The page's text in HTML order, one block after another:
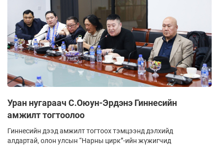
Уран нугараач С.Оюун-Эрдэнэ Гиннесийн
амжилт тогтоолоо
Гиннесийн дээд амжилт тогтоох тэмцээнд дэлхийд
алдартай, олон улсын “Нарны цирк”-ийн жүжигчид